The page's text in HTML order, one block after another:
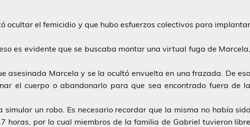
ocultar el femicidio y que hubo esfuerzos colectivos para implantar
es evidente que se buscaba montar una virtual fuga de Marcela,
asesinada Marcela y se la ocultó envuelta en una frazada. De eso
el cuerpo o abandonarlo para que sea encontrado fuera de la
un robo. Es necesario recordar que la misma no había sido
horas, por lo cual miembros de la familia de Gabriel tuvieron libre